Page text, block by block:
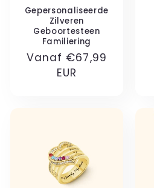
Gepersonaliseerde
Zilveren
Geboortesteen
Familiering
Normale
Vanaf €67,99
EUR